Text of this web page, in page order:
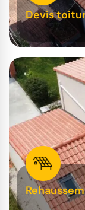
Devis